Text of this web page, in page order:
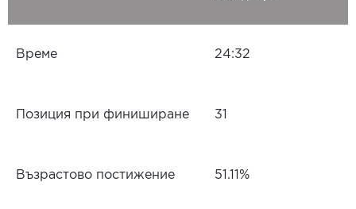
Време 24:32
Позиция при финиширане 31
Възрастово постижение 51.11%